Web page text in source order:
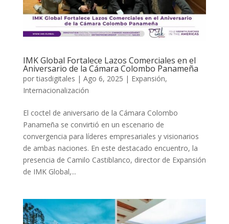
IMK Global Fortalece Lazos Comerciales en el
Aniversario de la Cámara Colombo Panameña
portiasdigitales | Ago 6, 2025 | Expansión,
Internacionalización
El coctel de aniversario de la Cámara Colombo
Panameña se convirtió en un escenario de
convergencia para líderes empresariales y visionarios
de ambas naciones. En este destacado encuentro, la
presencia de Camilo Castiblanco, director de Expansión
de IMK Global,...